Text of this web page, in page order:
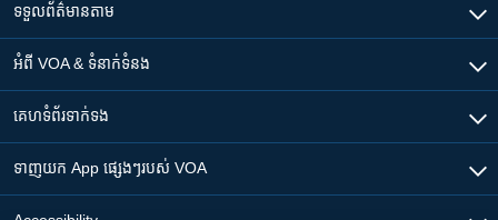
ទទួល​ព័ត៌មាន​តាម
អំពី​ VOA & ទំនាក់ទំនង
គេហទំព័រ​​ទាក់ទង
ទាញយក​ App ផ្សេងៗ​របស់​ VOA